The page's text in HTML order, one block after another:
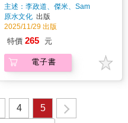
手重建的生命記事
主述：李政道、傑米、Sam
Chang、阿翰等、撰文：吳立萍
著
原水文化 出版
2025/11/29 出版
特價 265 元
電子書
4 5